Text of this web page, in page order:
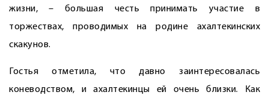
жизни, – большая честь принимать участие в
торжествах, проводимых на родине ахалтекинских
скакунов.
Гостья отметила, что давно заинтересовалась
коневодством, и ахалтекинцы ей очень близки. Как